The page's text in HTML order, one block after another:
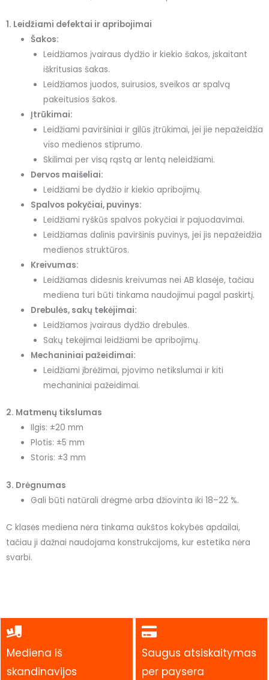
1. Leidžiami defektai ir apribojimai
Šakos:
Leidžiamos įvairaus dydžio ir kiekio šakos, įskaitant
iškritusias šakas.
Leidžiamos juodos, suirusios, sveikos ar spalvą
pakeitusios šakos.
Įtrūkimai:
Leidžiami paviršiniai ir gilūs įtrūkimai, jei jie nepažeidžia
viso medienos stiprumo.
Skilimai per visą rąstą ar lentą neleidžiami.
Dervos maišeliai:
Leidžiami be dydžio ir kiekio apribojimų.
Spalvos pokyčiai, puvinys:
Leidžiami ryškūs spalvos pokyčiai ir pajuodavimai.
Leidžiamas dalinis paviršinis puvinys, jei jis nepažeidžia
medienos struktūros.
Kreivumas:
Leidžiamas didesnis kreivumas nei AB klasėje, tačiau
mediena turi būti tinkama naudojimui pagal paskirtį.
Drebulės, sakų tekėjimai:
Leidžiamos įvairaus dydžio drebulės.
Sakų tekėjimai leidžiami be apribojimų.
Mechaniniai pažeidimai:
Leidžiami įbrėžimai, pjovimo netikslumai ir kiti
mechaniniai pažeidimai.
2. Matmenų tikslumas
Ilgis: ±20 mm
Plotis: ±5 mm
Storis: ±3 mm
3. Drėgnumas
Gali būti natūrali drėgmė arba džiovinta iki 18–22 %.
C klasės mediena nėra tinkama aukštos kokybės apdailai,
tačiau ji dažnai naudojama konstrukcijoms, kur estetika nėra
svarbi.
Mediena iš
skandinavijos
Saugus atsiskaitymas
per paysera